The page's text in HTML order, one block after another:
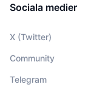
Sociala medier
X (Twitter)
Community
Telegram